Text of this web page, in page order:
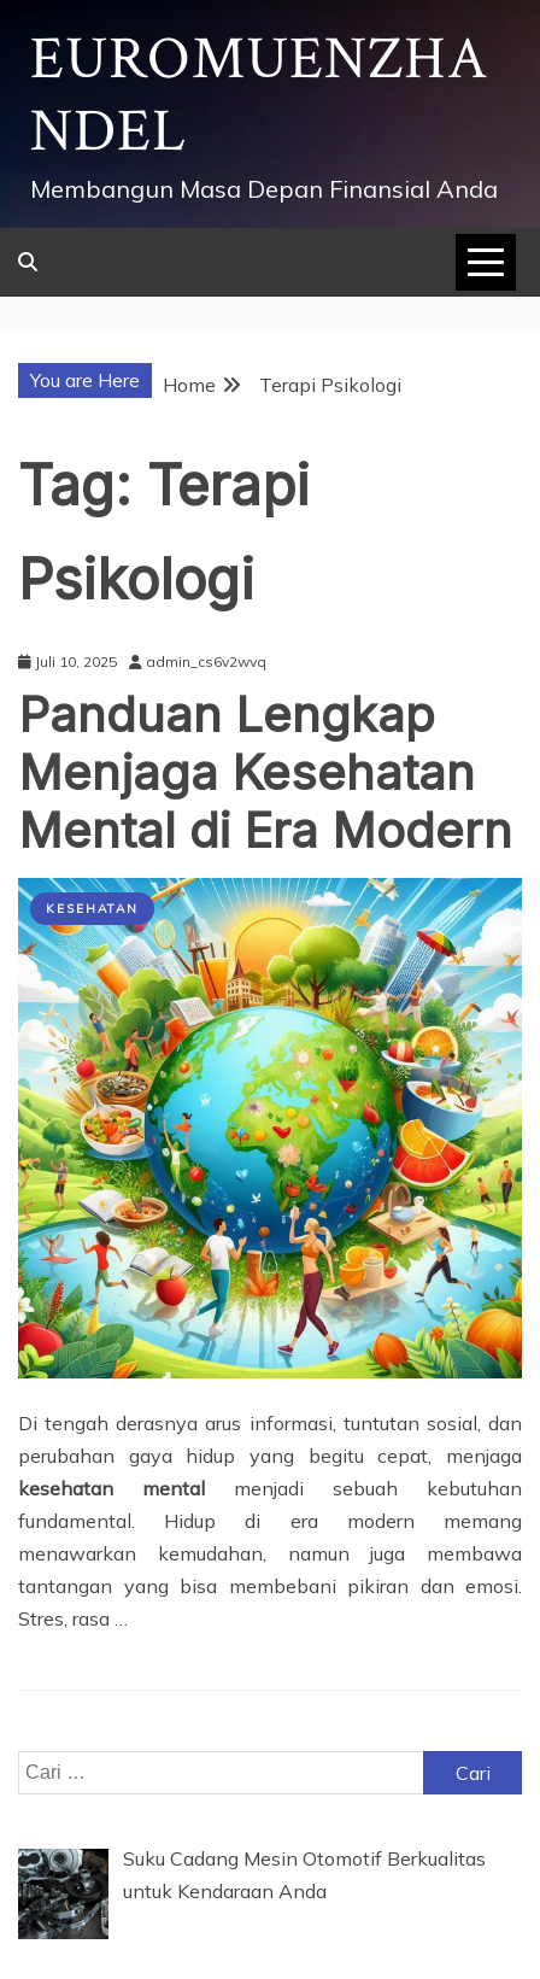
contentEUROMUENZHA
NDEL
Membangun Masa Depan Finansial Anda
You are Here Home Terapi Psikologi
Tag: Terapi
Psikologi
Juli 10, 2025 admin_cs6v2wvq
Panduan Lengkap
Menjaga Kesehatan
Mental di Era Modern
KESEHATAN
Di tengah derasnya arus informasi, tuntutan sosial, dan
perubahan gaya hidup yang begitu cepat, menjaga
kesehatan mental menjadi sebuah kebutuhan
fundamental. Hidup di era modern memang
menawarkan kemudahan, namun juga membawa
tantangan yang bisa membebani pikiran dan emosi.
Stres, rasa …
Cari
untuk:
Suku Cadang Mesin Otomotif Berkualitas
untuk Kendaraan Anda